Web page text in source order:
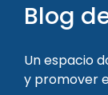
Blog
Un espacio
y promover